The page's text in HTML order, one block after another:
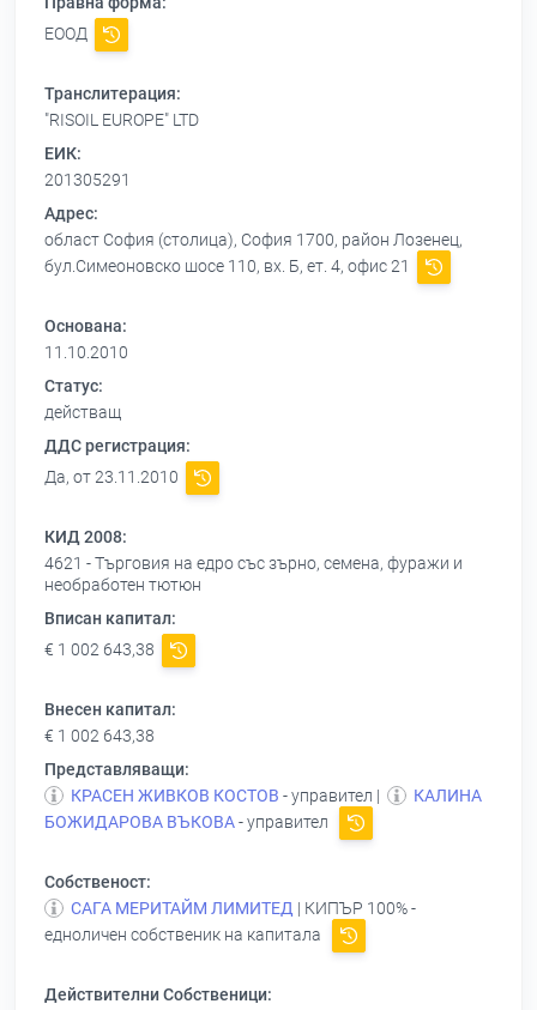
ЕООД
Транслитерация:
"RISOIL EUROPE" LTD
ЕИК:
201305291
Адрес:
област София (столица), София 1700, район Лозенец,
бул.Симеоновско шосе 110, вх. Б, ет. 4, офис 21
Основана:
11.10.2010
Статус:
действащ
ДДС регистрация:
Да, от 23.11.2010
КИД 2008:
4621 - Търговия на едро със зърно, семена, фуражи и
необработен тютюн
Вписан капитал:
€ 1 002 643,38
Внесен капитал:
€ 1 002 643,38
Представляващи:
КРАСЕН ЖИВКОВ КОСТОВ - управител |
КАЛИНА
БОЖИДАРОВА ВЪКОВА- управител
Собственост:
САГА МЕРИТАЙМ ЛИМИТЕД | КИПЪР 100% -
едноличен собственик на капитала
Действителни Собственици: